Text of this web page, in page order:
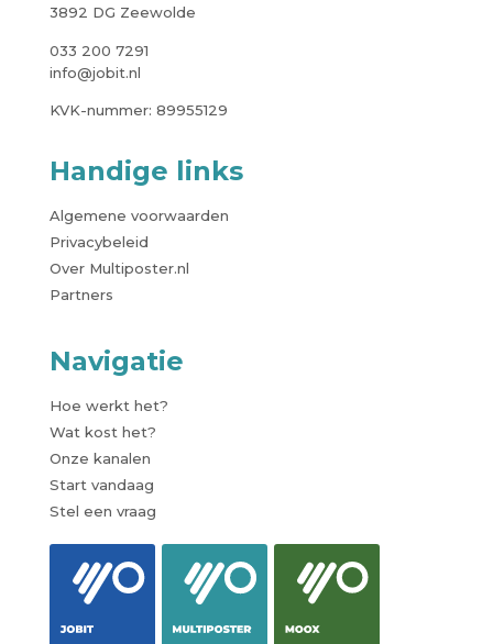
3892 DG Zeewolde
033 200 7291
info@jobit.nl
KVK-nummer: 89955129
Handige links
Algemene voorwaarden
Privacybeleid
Over Multiposter.nl
Partners
Navigatie
Hoe werkt het?
Wat kost het?
Onze kanalen
Start vandaag
Stel een vraag